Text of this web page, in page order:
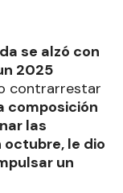
se alzó con
2025
contrarrestar
composición
las
le dio
un